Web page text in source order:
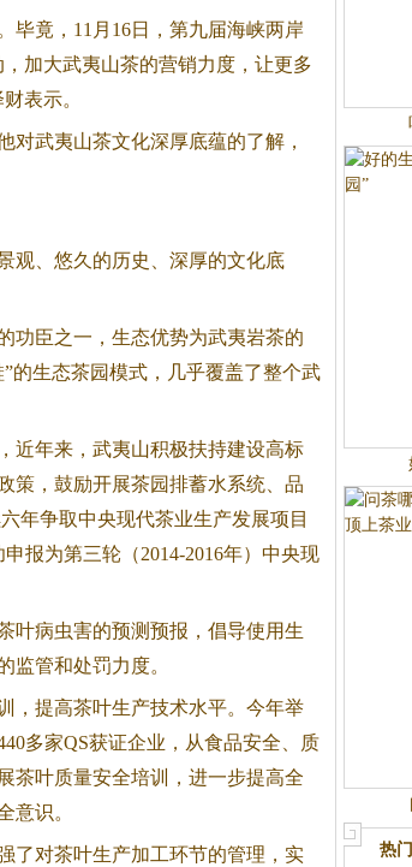
毕竟，11月16日，第九届海峡两岸
加大武夷山茶的营销力度，让更多
表示。
对武夷山茶文化深厚底蕴的了解，
观、悠久的历史、深厚的文化底
功臣之一，生态优势为武夷岩茶的
的生态茶园模式，几乎覆盖了整个武
近年来，武夷山积极扶持建设高标
策，鼓励开展茶园排蓄水系统、品
年争取中央现代茶业生产发展项目
报为第三轮（2014-2016年）中央现
叶病虫害的预测预报，倡导使用生
管和处罚力度。
，提高茶叶生产技术水平。今年举
多家QS获证企业，从食品安全、质
茶叶质量安全培训，进一步提高全
意识。
了对茶叶生产加工环节的管理，实
热